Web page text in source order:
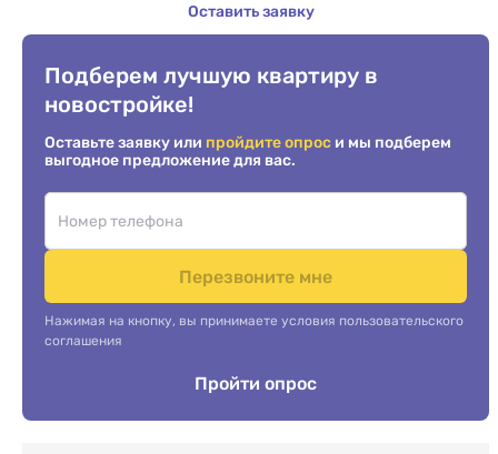
Оставить заявку
Подберем лучшую квартиру в
новостройке!
Оставьте заявку или пройдите опрос и мы подберем
выгодное предложение для вас.
Перезвоните мне
Нажимая на кнопку, вы принимаете условия пользовательского
соглашения
Пройти опрос